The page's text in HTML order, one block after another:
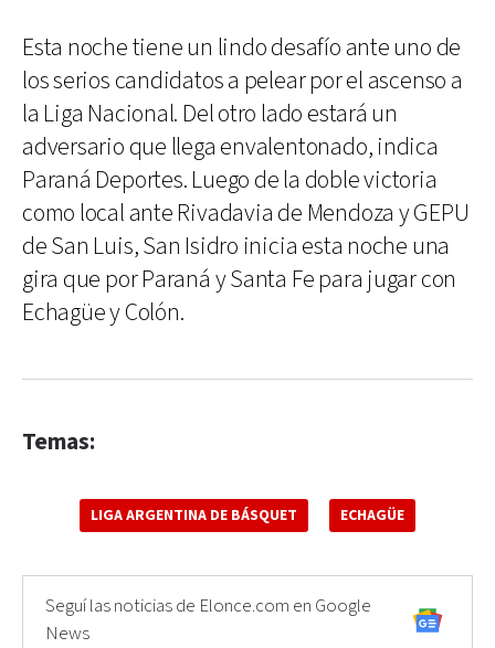
Esta noche tiene un lindo desafío ante uno de
los serios candidatos a pelear por el ascenso a
la Liga Nacional. Del otro lado estará un
adversario que llega envalentonado, indica
Paraná Deportes. Luego de la doble victoria
como local ante Rivadavia de Mendoza y GEPU
de San Luis, San Isidro inicia esta noche una
gira que por Paraná y Santa Fe para jugar con
Echagüe y Colón.
Temas:
LIGA ARGENTINA DE BÁSQUET ECHAGÜE
Seguí las noticias de Elonce.com en Google
News